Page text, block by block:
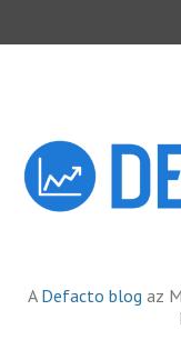
A Defacto blog az